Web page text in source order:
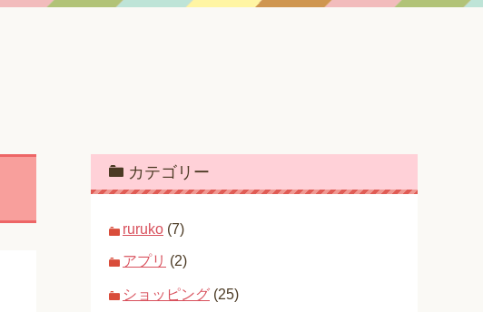
カテゴリー
ruruko (7)
アプリ (2)
ショッピング (25)